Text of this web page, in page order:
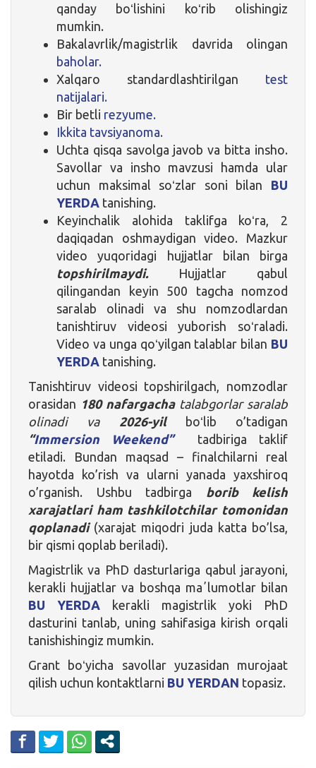
qanday boʻlishini koʻrib olishingiz
mumkin.
Bakalavrlik/magistrlik davrida olingan
baholar.
Xalqaro standardlashtirilgan test
natijalari.
Bir betli rezyume.
Ikkita tavsiyanoma.
Uchta qisqa savolga javob va bitta insho.
Savollar va insho mavzusi hamda ular
uchun maksimal soʻzlar soni bilan BU
YERDA tanishing.
Keyinchalik alohida taklifga koʻra, 2
daqiqadan oshmaydigan video. Mazkur
video yuqoridagi hujjatlar bilan birga
topshirilmaydi.Hujjatlar qabul
qilingandan keyin 500 tagcha nomzod
saralab olinadi va shu nomzodlardan
tanishtiruv videosi yuborish soʻraladi.
Video va unga qoʻyilgan talablar bilan BU
YERDA tanishing.
Tanishtiruv videosi topshirilgach, nomzodlar
orasidan 180 nafargacha talabgorlar saralab
olinadi va
2026-yilboʻlib o’tadigan
“Immersion Weekend”tadbiriga taklif
etiladi. Bundan maqsad – finalchilarni real
hayotda ko’rish va ularni yanada yaxshiroq
o’rganish. Ushbu tadbirga
borib kelish
xarajatlari ham tashkilotchilar tomonidan
qoplanadi(xarajat miqodri juda katta bo’lsa,
bir qismi qoplab beriladi).
Magistrlik va PhD dasturlariga qabul jarayoni,
kerakli hujjatlar va boshqa maʼlumotlar bilan
BU YERDA kerakli magistrlik yoki PhD
dasturini tanlab, uning sahifasiga kirish orqali
tanishishingiz mumkin.
Grant boʻyicha savollar yuzasidan murojaat
qilish uchun kontaktlarni BU YERDAN topasiz.